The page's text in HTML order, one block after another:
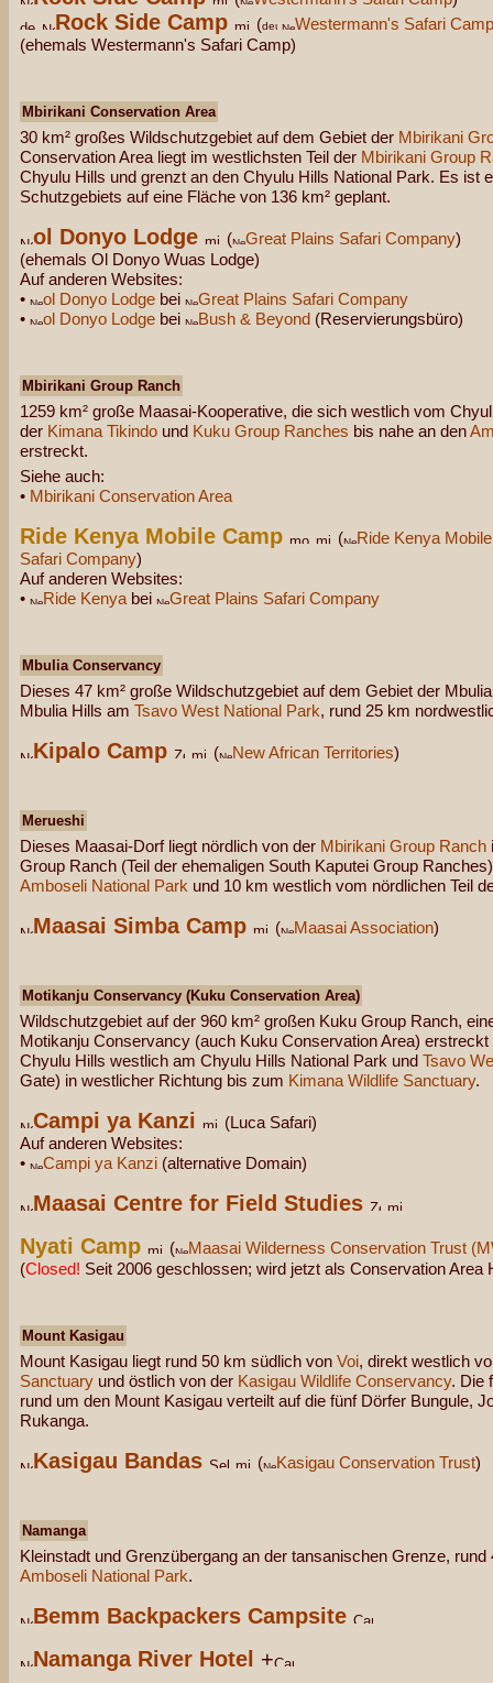
Rock Side Camp (
Westermann's Safari Camp
(ehemals Westermann's Safari Camp)
Mbirikani Conservation Area
30 km² großes Wildschutzgebiet auf dem Gebiet der Mbirikani
Conservation Area liegt im westlichsten Teil der Mbirikani Group
Chyulu Hills und grenzt an den Chyulu Hills National Park. Es ist
Schutzgebiets auf eine Fläche von 136 km² geplant.
ol Donyo Lodge ( Great Plains Safari Company)
(ehemals Ol Donyo Wuas Lodge)
Auf anderen Websites:
•
ol Donyo Lodge bei
Great Plains Safari Company
•
ol Donyo Lodge bei Bush & Beyond (Reservierungsbüro)
Mbirikani Group Ranch
1259 km² große Maasai-Kooperative, die sich westlich vom
der Kimana Tikindo und Kuku Group Ranches bis nahe an den
erstreckt.
Siehe auch:
• Mbirikani Conservation Area
Ride Kenya Mobile Camp (
Ride Kenya
Safari Company)
Auf anderen Websites:
•
Ride Kenya bei Great Plains Safari Company
Mbulia Conservancy
Dieses 47 km² große Wildschutzgebiet auf dem Gebiet der
Mbulia Hills am Tsavo West National Park, rund 25 km
Kipalo Camp ( New African Territories)
Merueshi
Dieses Maasai-Dorf liegt nördlich von der Mbirikani Group Ranch
Group Ranch (Teil der ehemaligen South Kaputei Group
Amboseli National Park und 10 km westlich vom nördlichen Teil
Maasai Simba Camp ( Maasai Association)
Motikanju Conservancy (Kuku Conservation Area)
Wildschutzgebiet auf der 960 km² großen Kuku Group Ranch,
Motikanju Conservancy (auch Kuku Conservation Area)
Chyulu Hills westlich am Chyulu Hills National Park und Tsavo
Gate) in westlicher Richtung bis zum Kimana Wildlife Sanctuary.
Campi ya Kanzi
(Luca Safari)
Auf anderen Websites:
•
Campi ya Kanzi (alternative Domain)
Maasai Centre for Field Studies
Nyati Camp
(
Maasai Wilderness Conservation Trust
(Closed! Seit 2006 geschlossen; wird jetzt als Conservation Area
Mount Kasigau
Mount Kasigau liegt rund 50 km südlich von Voi, direkt westlich
Sanctuary und östlich von der Kasigau Wildlife Conservancy. Die
rund um den Mount Kasigau verteilt auf die fünf Dörfer Bungule,
Rukanga.
Kasigau Bandas ( Kasigau Conservation Trust)
Namanga
Kleinstadt und Grenzübergang an der tansanischen Grenze,
Amboseli National Park.
Bemm Backpackers Campsite
Namanga River Hotel +